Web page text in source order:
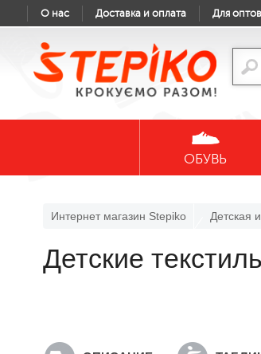
О нас Доставка и оплата Для
ОБУВЬ
Интернет магазин Stepiko Детская
Детские